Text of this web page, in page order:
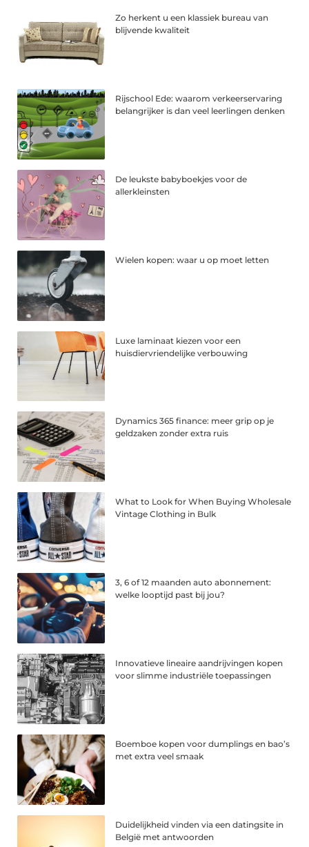
Zo herkent u een klassiek bureau van
blijvende kwaliteit
Rijschool Ede: waarom verkeerservaring
belangrijker is dan veel leerlingen denken
De leukste babyboekjes voor de
allerkleinsten
Wielen kopen: waar u op moet letten
Luxe laminaat kiezen voor een
huisdiervriendelijke verbouwing
Dynamics 365 finance: meer grip op je
geldzaken zonder extra ruis
What to Look for When Buying Wholesale
Vintage Clothing in Bulk
3, 6 of 12 maanden auto abonnement:
welke looptijd past bij jou?
Innovatieve lineaire aandrijvingen kopen
voor slimme industriële toepassingen
Boemboe kopen voor dumplings en bao’s
met extra veel smaak
Duidelijkheid vinden via een datingsite in
België met antwoorden